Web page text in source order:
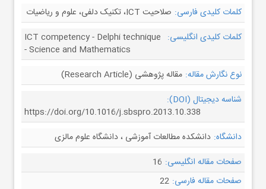
کلمات کلیدی فارسی: صلاحیت ICT، تکنیک دلفی، علوم و ریاضیات
کلمات کلیدی انگلیسی: ICT competency - Delphi technique
- Science and Mathematics
نوع نگارش مقاله: مقاله پژوهشی (Research Article)
شناسه دیجیتال (DOI):
https://doi.org/10.1016/j.sbspro.2013.10.338
دانشگاه: دانشکده مطالعات آموزشی ، دانشگاه علوم مالزی
صفحات مقاله انگلیسی: 16
صفحات مقاله فارسی: 22